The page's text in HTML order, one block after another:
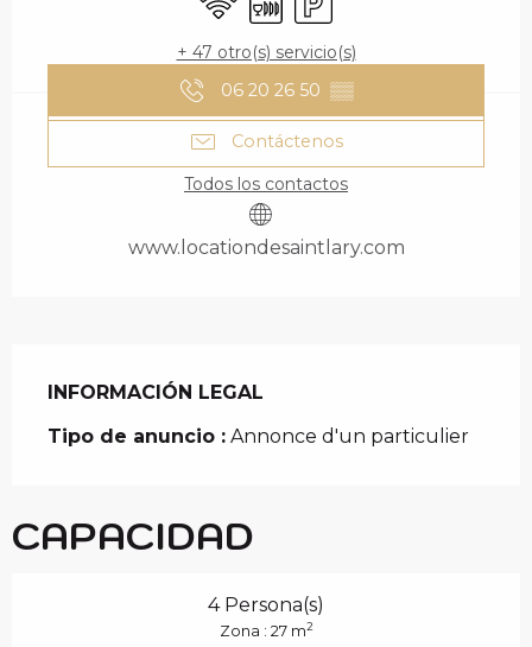
+ 47 otro(s) servicio(s)
06 20 26 50 ▒▒
Contáctenos
Todos los contactos
www.locationdesaintlary.com
INFORMACIÓN LEGAL
INFORMACIÓN LEGAL
Tipo de anuncio : Annonce d'un particulier
CAPACIDAD
4 Persona(s)
Zona : 27 m2